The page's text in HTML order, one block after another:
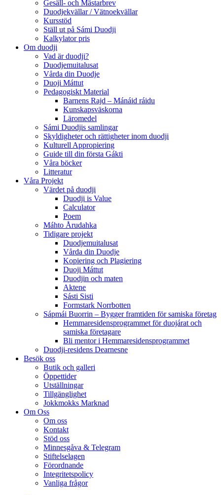
Gesäll- och Mästarbrev
Duodjekvällar / Vätnoekvällar
Kursstöd
Ställ ut på Sámi Duodji
Kalkylator pris
Om duodji
Vad är duodji?
Duodjemuitalusat
Vårda din Duodje
Duoji Máttut
Pedagogiskt Material
Barnens Rajd – Mánáid ráidu
Kunskapsväskorna
Läromedel
Sámi Duodjis samlingar
Skyldigheter och rättigheter inom duodji
Kulturell Appropiering
Guide till din första Gákti
Våra böcker
Litteratur
Våra Projekt
Värdet på duodji​
Duodji is Value
Calculator
Poem
Máhto Årudahka
Tidigare projekt
Duodjemuitalusat
Vårda din Duodje
Kopiering och Plagiering
Duoji Máttut
Duodjin och maten
Aktene
Sásti Sisti
Formstark Norrbotten
Sápmái Buorrin – Bygger framtiden för samiska företag
Hemmaresidensprogrammet för duojárat och
samiska företagare​
Bli mentor i Hemmaresidensprogrammet
Duodji-residens Dearnesne
Besök oss
Butik och galleri
Öppettider
Utställningar
Tillgänglighet
Jokkmokks Marknad
Om Oss
Om oss
Kontakt
Stöd oss
Minnesgåva & Telegram
Stiftelselagen
Förordnande
Integritetspolicy
Vanliga frågor